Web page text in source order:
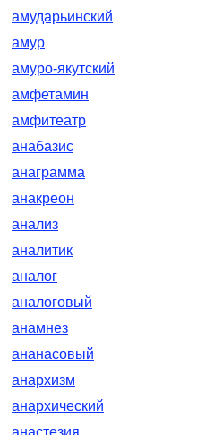
амударьинский
амур
амуро-якутский
амфетамин
амфитеатр
анабазис
анаграмма
анакреон
анализ
аналитик
аналог
аналоговый
анамнез
ананасовый
анархизм
анархический
анастезия